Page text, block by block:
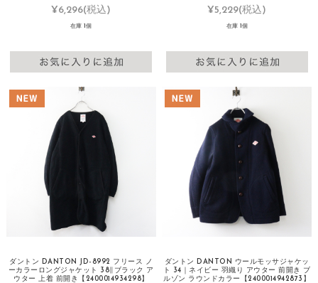
¥6,296(税込)
在庫 1個
¥5,229(税込)
在庫 1個
ダントン DANTON JD-8992 フリース ノ
ーカラーロングジャケット 38∥ブラック ア
ウター 上着 前開き【2400014934298】
ダントン DANTON ウールモッサジャケッ
ト 34｜ネイビー 羽織り アウター 前開き ブ
ルゾン ラウンドカラー【2400014942873】